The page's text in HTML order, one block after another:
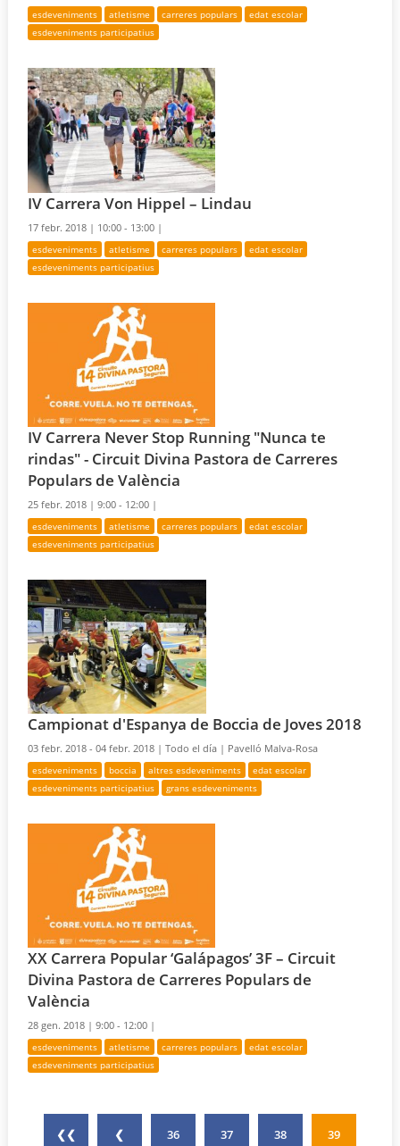
esdeveniments atletisme carreres populars
edat escolar
esdeveniments participatius
IV Carrera Von Hippel – Lindau
17 febr. 2018 | 10:00 - 13:00 |
esdeveniments atletisme carreres populars
edat escolar
esdeveniments participatius
IV Carrera Never Stop Running "Nunca te
rindas" - Circuit Divina Pastora de Carreres
Populars de València
25 febr. 2018 |9:00 - 12:00 |
esdeveniments atletisme carreres populars
edat escolar
esdeveniments participatius
Campionat d'Espanya de Boccia de Joves 2018
03 febr. 2018 - 04 febr. 2018 |Todo el día | Pavelló Malva-Rosa
esdeveniments boccia altres esdeveniments
edat escolar
esdeveniments participatius
grans esdeveniments
XX Carrera Popular ‘Galápagos’ 3F – Circuit
Divina Pastora de Carreres Populars de
València
28 gen. 2018 |9:00 - 12:00 |
esdeveniments atletisme carreres populars
edat escolar
esdeveniments participatius
❮❮ ❮ 36 37 38 39